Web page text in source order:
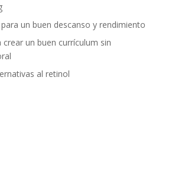
un buen descanso y rendimiento
un buen currículum sin
al retinol